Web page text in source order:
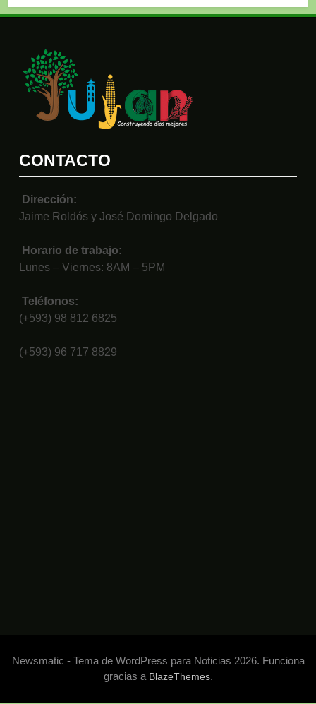
CONTACTO
Dirección:
Jaime Roldós y José Domingo Delgado
Horario de trabajo:
Lunes – Viernes: 8AM – 5PM
Teléfonos:
(+593) 98 812 6825
(+593) 96 717 8829
Newsmatic - Tema de WordPress para Noticias 2026. Funciona
gracias a BlazeThemes.